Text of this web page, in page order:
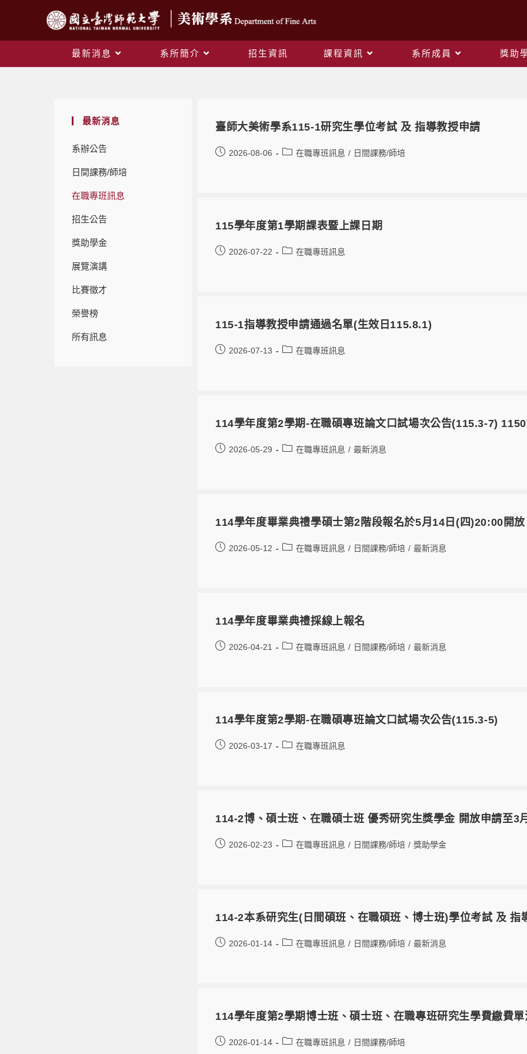
最新消息 系所簡介 招生資訊 課程資訊 系所成員 獎助
最新消息
系辦公告
日間課務/師培
在職專班訊息
招生公告
獎助學金
展覽演講
比賽徵才
榮譽榜
所有訊息
臺師大美術學系115-1研究生學位考試 及 指導教授申請
2026-08-06 在職專班訊息 / 日間課務/師培
115學年度第1學期課表暨上課日期
2026-07-22 在職專班訊息
115-1指導教授申請通過名單(生效日115.8.1)
2026-07-13 在職專班訊息
114學年度第2學期-在職碩專班論文口試場次公告(115.3-7)
2026-05-29 在職專班訊息 / 最新消息
114學年度畢業典禮學碩士第2階段報名於5月14日(四)20:00開放
2026-05-12 在職專班訊息 / 日間課務/師培 / 最新消息
114學年度畢業典禮採線上報名
2026-04-21 在職專班訊息 / 日間課務/師培 / 最新消息
114學年度第2學期-在職碩專班論文口試場次公告(115.3-5)
2026-03-17 在職專班訊息
114-2博、碩士班、在職碩士班 優秀研究生獎學金 開放申請至3
2026-02-23 在職專班訊息 / 日間課務/師培 / 獎助學金
114-2本系研究生(日間碩班、在職碩班、博士班)學位考試 及 指
2026-01-14 在職專班訊息 / 日間課務/師培 / 最新消息
114學年度第2學期博士班、碩士班、在職專班研究生學費繳費
2026-01-14 在職專班訊息 / 日間課務/師培